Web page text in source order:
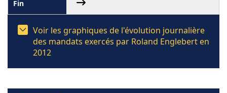
Voir les graphiques de l'évolution journalière
des mandats exercés par Roland Englebert en
2012